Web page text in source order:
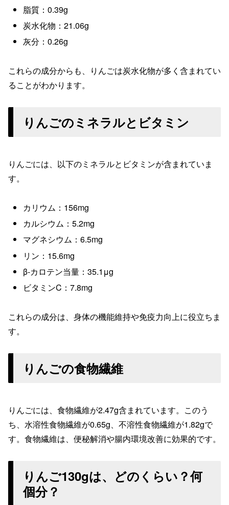
脂質：0.39g
炭水化物：21.06g
灰分：0.26g
これらの成分からも、りんごは炭水化物が多く含まれてい
ることがわかります。
りんごのミネラルとビタミン
りんごには、以下のミネラルとビタミンが含まれていま
す。
カリウム：156mg
カルシウム：5.2mg
マグネシウム：6.5mg
リン：15.6mg
β-カロテン当量：35.1μg
ビタミンC：7.8mg
これらの成分は、身体の機能維持や免疫力向上に役立ちま
す。
りんごの食物繊維
りんごには、食物繊維が2.47g含まれています。このう
ち、水溶性食物繊維が0.65g、不溶性食物繊維が1.82gで
す。食物繊維は、便秘解消や腸内環境改善に効果的です。
りんご130gは、どのくらい？何
個分？